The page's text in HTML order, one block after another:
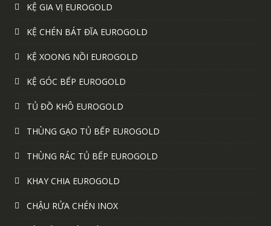
KỆ GIA VỊ EUROGOLD
KỆ CHÉN BÁT ĐĨA EUROGOLD
KỆ XOONG NỒI EUROGOLD
KỆ GÓC BẾP EUROGOLD
TỦ ĐỒ KHÔ EUROGOLD
THÙNG GẠO TỦ BẾP EUROGOLD
THÙNG RÁC TỦ BẾP EUROGOLD
KHAY CHIA EUROGOLD
CHẬU RỬA CHÉN INOX